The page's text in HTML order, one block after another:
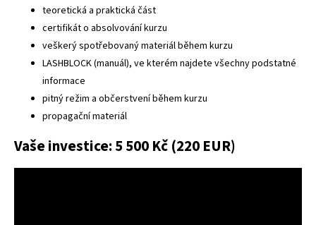
teoretická a praktická část
certifikát o absolvování kurzu
veškerý spotřebovaný materiál během kurzu
LASHBLOCK (manuál), ve kterém najdete všechny podstatné
informace
pitný režim a občerstvení během kurzu
propagační materiál
Vaše investice: 5 500 Kč (220 EUR)